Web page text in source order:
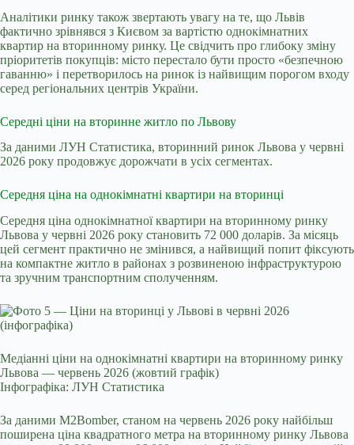
Аналітики ринку також звертають увагу на те, що Львів
фактично зрівнявся з Києвом за вартістю однокімнатних
квартир на вторинному ринку. Це свідчить про глибоку зміну
пріоритетів покупців: місто перестало бути просто «безпечною
гаванню» і перетворилось на ринок із найвищим порогом входу
серед регіональних центрів України.
Середні ціни на вторинне житло по Львову
За даними ЛУН Статистика, вторинний ринок Львова у червні
2026 року продовжує дорожчати в усіх сегментах.
Середня ціна на однокімнатні квартири на вторинці
Середня ціна однокімнатної квартири на вторинному ринку
Львова у червні 2026 року становить 72 000 доларів. За місяць
цей сегмент практично не змінився, а найвищий попит фіксують
на компактне житло в районах з розвиненою інфраструктурою
та зручним транспортним сполученням.
Медіанні ціни на однокімнатні квартири на вторинному ринку
Львова — червень 2026 (жовтий графік)
Інфографіка: ЛУН Статистика
За даними M2Bomber, станом на червень 2026 року найбільш
поширена ціна квадратного метра на вторинному ринку Львова